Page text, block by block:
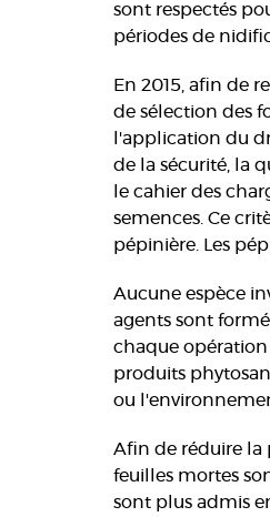
sont respectés
périodes de
En 2015, afin de
de sélection des
l'application du
de la sécurité, la
le cahier des
semences. Ce
pépinière. Les
Aucune espèce
agents sont
chaque
produits
ou
Afin de réduire la
feuilles mortes
sont plus admis